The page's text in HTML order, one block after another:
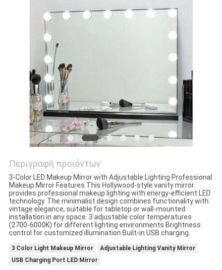
ΕΠΑΦΉ
ΌΛΕΣ
ΠΕΡΙΠΤΏΣΕΙΣ
ΖΗΤΉΣΤΕ
ΈΝΑ
ΑΠΌΣΠΑΣΜΑ
SITEMAP
ΠΟΛΙΤΙΚΉ
Περιγραφή προϊόντων
3-Color LED Makeup Mirror with Adjustable Lighting Professional
Makeup Mirror Features This Hollywood-style vanity mirror
provides professional makeup lighting with energy-efficient LED
technology. The minimalist design combines functionality with
vintage elegance, suitable for tabletop or wall-mounted
installation in any space. 3 adjustable color temperatures
(2700-6000K) for different lighting environments Brightness
control for customized illumination Built-in USB charging
3 Color Light Makeup Mirror
Adjustable Lighting Vanity Mirror
USB Charging Port LED Mirror